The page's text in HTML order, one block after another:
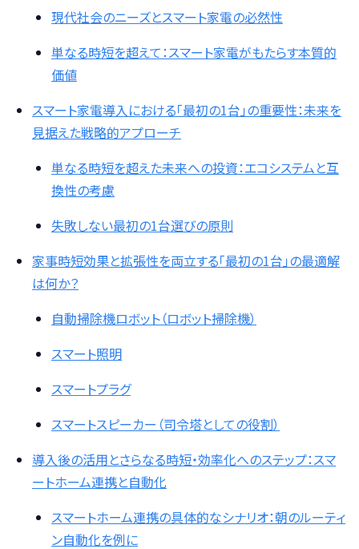
現代社会のニーズとスマート家電の必然性
単なる時短を超えて：スマート家電がもたらす本質的
価値
スマート家電導入における「最初の1台」の重要性：未来を
見据えた戦略的アプローチ
単なる時短を超えた未来への投資：エコシステムと互
換性の考慮
失敗しない最初の1台選びの原則
家事時短効果と拡張性を両立する「最初の1台」の最適解
は何か？
自動掃除機ロボット（ロボット掃除機）
スマート照明
スマートプラグ
スマートスピーカー（司令塔としての役割）
導入後の活用とさらなる時短・効率化へのステップ：スマ
ートホーム連携と自動化
スマートホーム連携の具体的なシナリオ：朝のルーティ
ン自動化を例に